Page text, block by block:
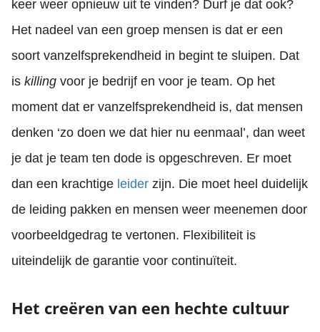
keer weer opnieuw uit te vinden? Durf je dat ook?
Het nadeel van een groep mensen is dat er een
soort vanzelfsprekendheid in begint te sluipen. Dat
is killing voor je bedrijf en voor je team. Op het
moment dat er vanzelfsprekendheid is, dat mensen
denken ‘zo doen we dat hier nu eenmaal’, dan weet
je dat je team ten dode is opgeschreven. Er moet
dan een krachtige leider zijn. Die moet heel duidelijk
de leiding pakken en mensen weer meenemen door
voorbeeldgedrag te vertonen. Flexibiliteit is
uiteindelijk de garantie voor continuïteit.
Het creëren van een hechte cultuur